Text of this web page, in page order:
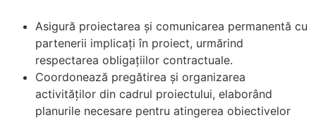
Asigură proiectarea și comunicarea permanentă cu
partenerii implicați în proiect, urmărind
respectarea obligațiilor contractuale.
Coordonează pregătirea și organizarea
activităților din cadrul proiectului, elaborând
planurile necesare pentru atingerea obiectivelor